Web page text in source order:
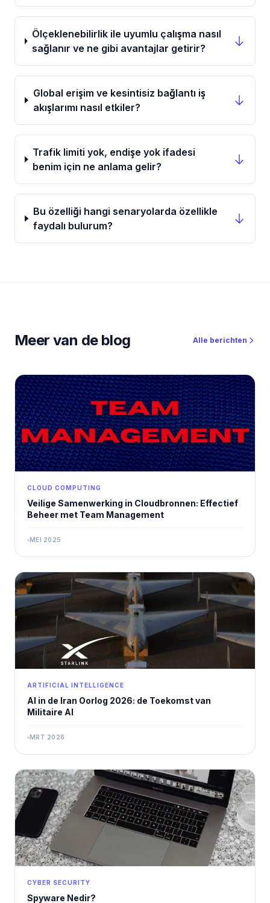
Ölçeklenebilirlik ile uyumlu çalışma nasıl
sağlanır ve ne gibi avantajlar getirir?
Global erişim ve kesintisiz bağlantı iş
akışlarımı nasıl etkiler?
Trafik limiti yok, endişe yok ifadesi
benim için ne anlama gelir?
Bu özelliği hangi senaryolarda özellikle
faydalı bulurum?
Meer van de blog Alle berichten
CLOUD COMPUTING
Veilige Samenwerking in Cloudbronnen: Effectief
Beheer met Team Management
MEI 2025
ARTIFICIAL INTELLIGENCE
AI in de Iran Oorlog 2026: de Toekomst van
Militaire AI
MRT 2026
CYBER SECURITY
Spyware Nedir?